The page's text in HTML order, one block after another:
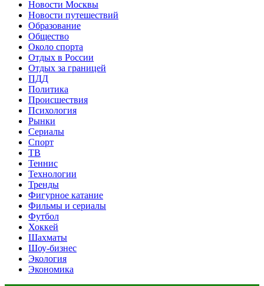
Новости Москвы
Новости путешествий
Образование
Общество
Около спорта
Отдых в России
Отдых за границей
ПДД
Политика
Происшествия
Психология
Рынки
Сериалы
Спорт
ТВ
Теннис
Технологии
Тренды
Фигурное катание
Фильмы и сериалы
Футбол
Хоккей
Шахматы
Шоу-бизнес
Экология
Экономика